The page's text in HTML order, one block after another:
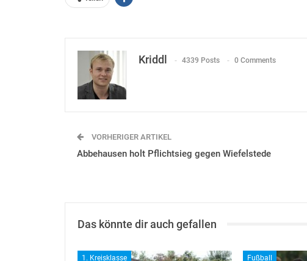
Kriddl 4339 Posts 0 Comments
VORHERIGER ARTIKEL
Abbehausen holt Pflichtsieg gegen Wiefelstede
Das könnte dir auch gefallen
1. Kreisklasse Fußball